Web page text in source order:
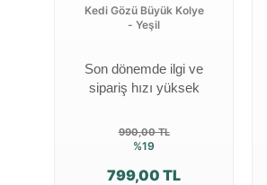
Kedi Gözü Büyük Kolye
- Yeşil
Son dönemde ilgi ve
sipariş hızı yüksek
990,00 TL
%19
799,00 TL